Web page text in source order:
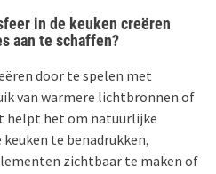
in de keuken creëren
aan te schaffen?
door te spelen met
van warmere lichtbronnen of
helpt het om natuurlijke
te benadrukken,
zichtbaar te maken of